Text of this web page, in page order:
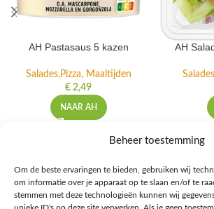
Beheer toestemming
Om de beste ervaringen te bieden, gebruiken wij
om informatie over je apparaat op te slaan en/of te
stemmen met deze technologieën kunnen wij
AH Pastasaus 5 kazen
Salades,Pizza, Maaltijden
€ 2,49
NAAR AH
AH
Ontdek de beste keto-vriendelijke keuzes van
kennis met onze diepgaande blogs over het keto-